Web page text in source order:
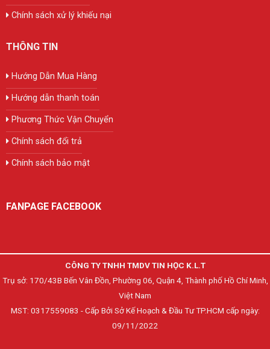
Chính sách xử lý khiếu nại
THÔNG TIN
Hướng Dẫn Mua Hàng
Hướng dẫn thanh toán
Phương Thức Vận Chuyển
Chính sách đổi trả
Chính sách bảo mật
FANPAGE FACEBOOK
CÔNG TY TNHH TMDV TIN HỌC K.L.T
Trụ sở: 170/43B Bến Vân Đồn, Phường 06, Quận 4, Thành phố Hồ Chí Minh,
Việt Nam
MST: 0317559083 - Cấp Bởi Sở Kế Hoạch & Đầu Tư TP.HCM cấp ngày:
09/11/2022